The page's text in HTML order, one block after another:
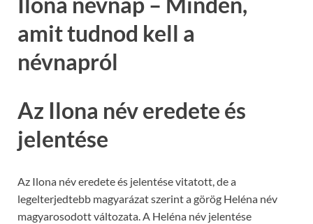
amit tudnod kell a
névnapról
Az Ilona név eredete és
jelentése
Az Ilona név eredete és jelentése vitatott, de a
legelterjedtebb magyarázat szerint a görög Heléna név
magyarosodott változata. A Heléna név jelentése